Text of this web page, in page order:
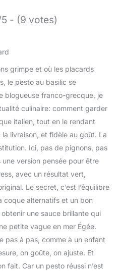
- (9 votes)
grimpe et où les placards
le pesto au basilic se
blogueuse franco-grecque, je
culinaire: comment garder
italien, tout en le rendant
livraison, et fidèle au goût. La
Ici, pas de pignons, pas
version pensée pour être
avec un résultat vert,
Le secret, c’est l’équilibre
coque alternatifs et un bon
une sauce brillante qui
petite vague en mer Égée.
pas à pas, comme à un enfant
on goûte, on ajuste. Et
fait. Car un pesto réussi n’est